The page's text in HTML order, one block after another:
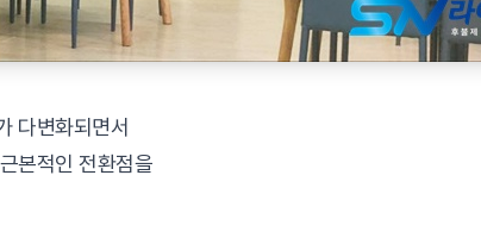
다변화되면서
본적인 전환점을